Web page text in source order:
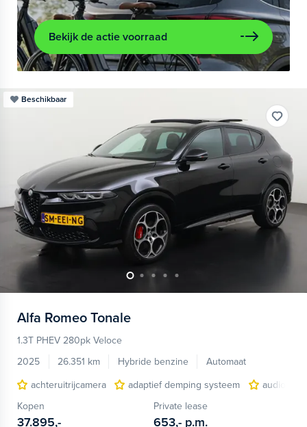
Bekijk de actie voorraad
Beschikbaar
Alfa Romeo Tonale
1.3T PHEV 280pk Veloce
2025
26.351 km Hybride benzine
Automaat
achteruitrijcamera
adaptief demping systeem
audio
Kopen
37.895,-
Private lease
653,- p.m.